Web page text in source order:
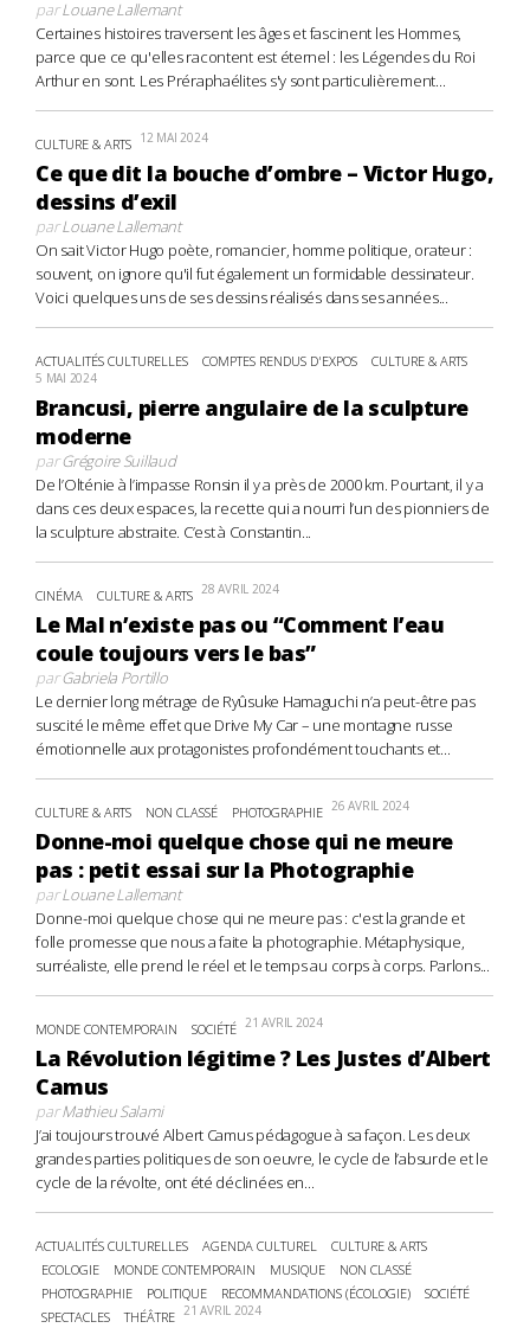
parLouane Lallemant
Certaines histoires traversent les âges et fascinent les Hommes,
parce que ce qu'elles racontent est éternel : les Légendes du Roi
Arthur en sont. Les Préraphaélites s'y sont particulièrement...
CULTURE & ARTS 12 MAI 2024
Ce que dit la bouche d’ombre – Victor Hugo,
dessins d’exil
parLouane Lallemant
On sait Victor Hugo poète, romancier, homme politique, orateur :
souvent, on ignore qu'il fut également un formidable dessinateur.
Voici quelques uns de ses dessins réalisés dans ses années...
ACTUALITÉS CULTURELLES COMPTES RENDUS D'EXPOS CULTURE & ARTS
5 MAI 2024
Brancusi, pierre angulaire de la sculpture
moderne
parGrégoire Suillaud
De l’Olténie à l’impasse Ronsin il y a près de 2000 km. Pourtant, il y a
dans ces deux espaces, la recette qui a nourri l’un des pionniers de
la sculpture abstraite. C’est à Constantin...
CINÉMA CULTURE & ARTS 28 AVRIL 2024
Le Mal n’existe pas ou “Comment l’eau
coule toujours vers le bas”
parGabriela Portillo
Le dernier long métrage de Ryûsuke Hamaguchi n’a peut-être pas
suscité le même effet que Drive My Car – une montagne russe
émotionnelle aux protagonistes profondément touchants et...
CULTURE & ARTS NON CLASSÉ PHOTOGRAPHIE 26 AVRIL 2024
Donne-moi quelque chose qui ne meure
pas : petit essai sur la Photographie
parLouane Lallemant
Donne-moi quelque chose qui ne meure pas : c'est la grande et
folle promesse que nous a faite la photographie. Métaphysique,
surréaliste, elle prend le réel et le temps au corps à corps. Parlons...
MONDE CONTEMPORAIN SOCIÉTÉ 21 AVRIL 2024
La Révolution légitime ? Les Justes d’Albert
Camus
parMathieu Salami
J’ai toujours trouvé Albert Camus pédagogue à sa façon. Les deux
grandes parties politiques de son oeuvre, le cycle de l’absurde et le
cycle de la révolte, ont été déclinées en...
ACTUALITÉS CULTURELLES AGENDA CULTUREL
CULTURE & ARTS
ECOLOGIE
MONDE CONTEMPORAIN MUSIQUE
NON CLASSÉ
PHOTOGRAPHIE
POLITIQUE RECOMMANDATIONS (ÉCOLOGIE)
SOCIÉTÉ
SPECTACLES
THÉÂTRE 21 AVRIL 2024